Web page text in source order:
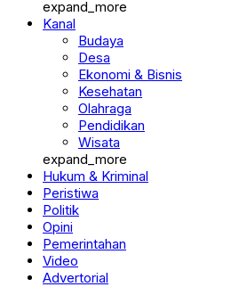
expand_more
Kanal
Budaya
Desa
Ekonomi & Bisnis
Kesehatan
Olahraga
Pendidikan
Wisata
expand_more
Hukum & Kriminal
Peristiwa
Politik
Opini
Pemerintahan
Video
Advertorial